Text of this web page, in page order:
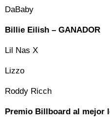
DaBaby
Billie Eilish – GANADOR
Lil Nas X
Lizzo
Roddy Ricch
Premio Billboard al mejor